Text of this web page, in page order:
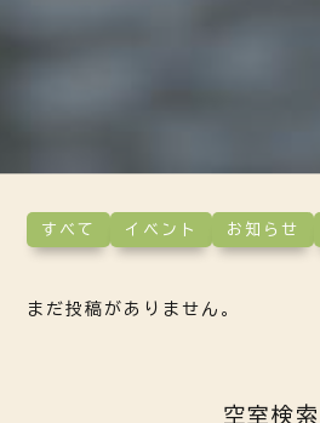
すべて イベント お知らせ
まだ投稿がありません。
空室検索